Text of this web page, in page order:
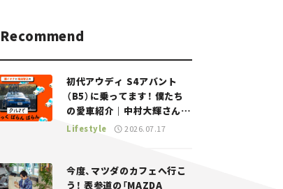
Recommend
初代アウディ S4アバント
（B5）に乗ってます！ 僕たち
の愛車紹介｜中村大輝さん
——瀬イオナと嶋田智之の
Lifestyle 2026.07.17
今度、マツダのカフェへ行こ
う！ 表参道の「MAZDA